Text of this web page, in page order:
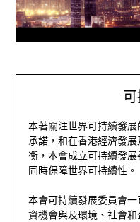
本著關注世界可持續發
承諾，和在香港經濟發
衡，本會成立可持續發
同時保障世界可持續性。
本會可持續發展委員會
資機會與及環境、社會